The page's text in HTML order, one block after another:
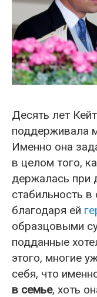
Десять лет
поддерживала
Именно она
в целом того,
держалась при
стабильность
благодаря ей
образцовыми
подданные
этого, многие
себя, что
в семье, хоть